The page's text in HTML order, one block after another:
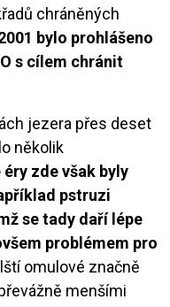
chráněných
bylo prohlášeno
s cílem chránit
jezera přes deset
několik
zde však byly
pstruzi
se tady daří lépe
problémem pro
omulové značně
menšími